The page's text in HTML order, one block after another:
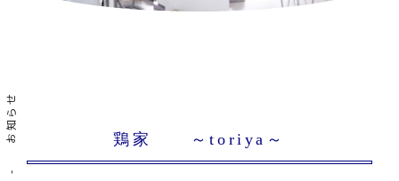
お知らせ 鶏家 ～toriya～